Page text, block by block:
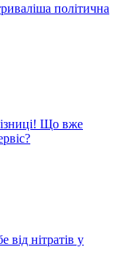
політична
Що вже
від нітратів у